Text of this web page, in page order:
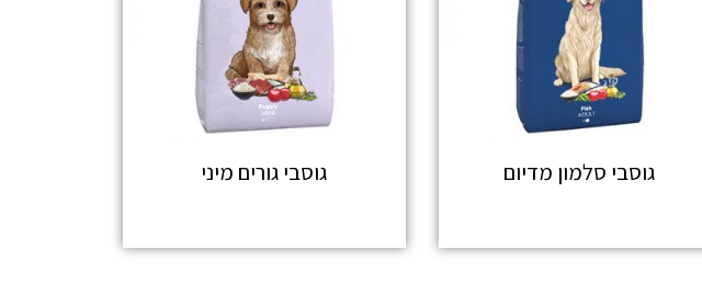
גוסבי סלמון מדיום גוסבי גורים מיני